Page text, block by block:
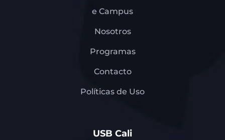
e Campus
Nosotros
Programas
Contacto
Políticas de Uso
USB Cali